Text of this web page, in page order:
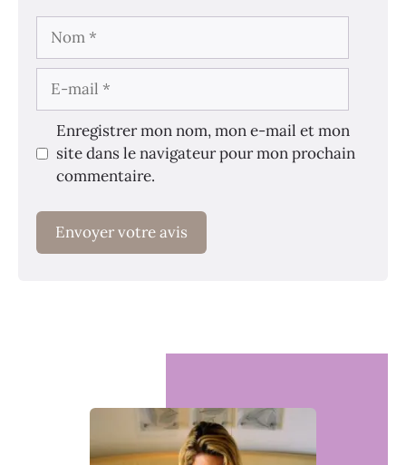
Nom
E-
mail
Enregistrer mon nom, mon e-mail et mon
site dans le navigateur pour mon prochain
commentaire.